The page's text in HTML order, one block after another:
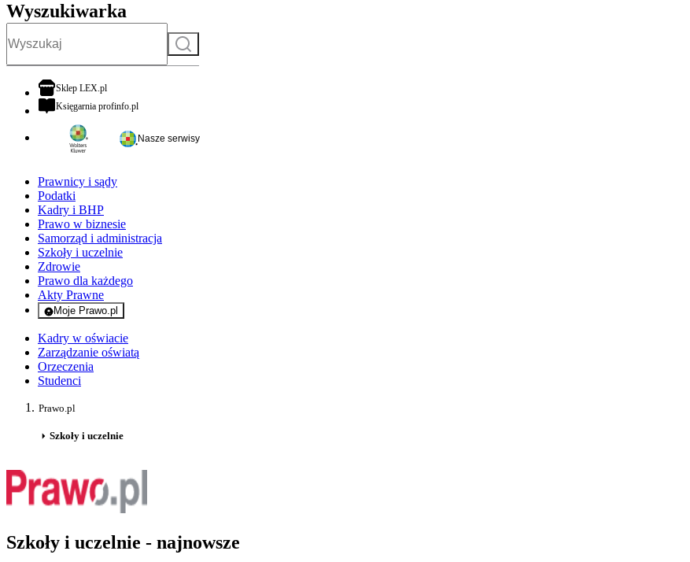
Wyszukiwarka
Szukaj
Sklep LEX.plotwiera się w nowej karcie
Księgarnia profinfo.plotwiera się w nowej karcie
Nasze serwisy
Prawnicy i sądy
Podatki
Kadry i BHP
Prawo w biznesie
Samorząd i administracja
Szkoły i uczelnie
Zdrowie
Prawo dla każdego
Akty Prawne
Moje Prawo.pl
- rejestracja i logowanie do serwisu
Kadry w oświacie
Zarządzanie oświatą
Orzeczenia
Studenci
Prawo.pl
Szkoły i uczelnie
Szkoły i uczelnie - najnowsze